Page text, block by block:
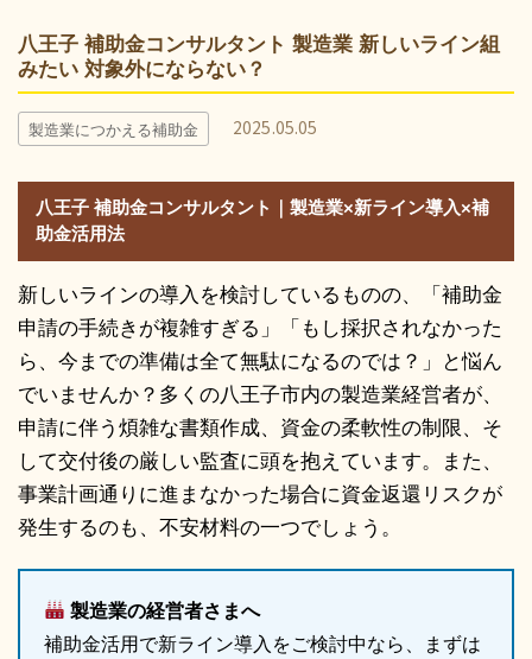
八王子 補助金コンサルタント 製造業 新しいライン組
みたい 対象外にならない？
製造業につかえる補助金 2025.05.05
八王子 補助金コンサルタント｜製造業×新ライン導入×補
助金活用法
新しいラインの導入を検討しているものの、「補助金
申請の手続きが複雑すぎる」「もし採択されなかった
ら、今までの準備は全て無駄になるのでは？」と悩ん
でいませんか？多くの八王子市内の製造業経営者が、
申請に伴う煩雑な書類作成、資金の柔軟性の制限、そ
して交付後の厳しい監査に頭を抱えています。また、
事業計画通りに進まなかった場合に資金返還リスクが
発生するのも、不安材料の一つでしょう。
製造業の経営者さまへ
補助金活用で新ライン導入をご検討中なら、まずは